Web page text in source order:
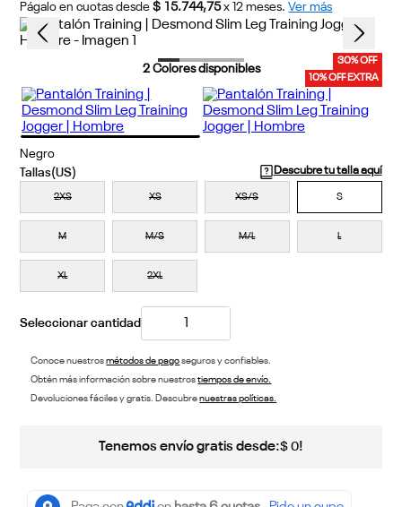
Págalo en cuotas desde $ 15.744,75 x 12 meses. Ver más
30% OFF
10% OFF EXTRA
2Colores disponibles
Negro
Descubre tu talla aquí
2XS XS XS/S S
M M/S M/L L
XL 2XL
Conoce nuestrosmétodos de pagoseguros y confiables.
Obtén más información sobre nuestrostiempos de envío.
Devoluciones fáciles y gratis. Descubrenuestras políticas.
Tenemos envío gratis desde:$ 0!